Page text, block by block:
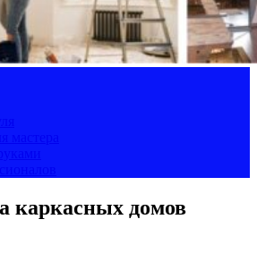
каркасных домов